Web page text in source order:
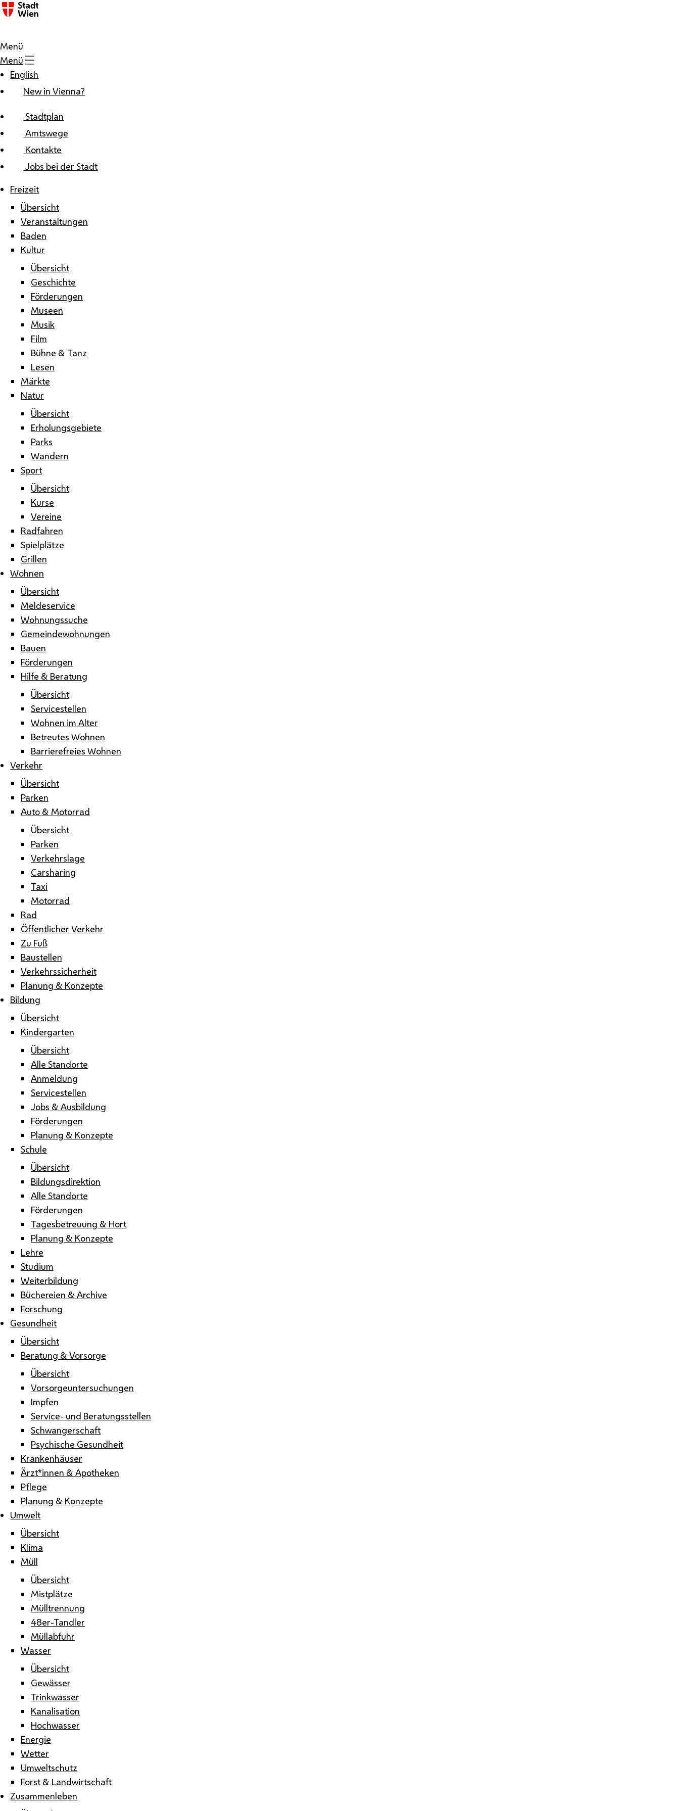
Zum Inhalt
Menü
Menü
English
New in Vienna?
Stadtplan
Amtswege
Kontakte
Jobs bei der Stadt
Freizeit
Übersicht
Veranstaltungen
Baden
Kultur
Übersicht
Geschichte
Förderungen
Museen
Musik
Film
Bühne & Tanz
Lesen
Märkte
Natur
Übersicht
Erholungsgebiete
Parks
Wandern
Sport
Übersicht
Kurse
Vereine
Radfahren
Spielplätze
Grillen
Wohnen
Übersicht
Meldeservice
Wohnungssuche
Gemeindewohnungen
Bauen
Förderungen
Hilfe & Beratung
Übersicht
Servicestellen
Wohnen im Alter
Betreutes Wohnen
Barrierefreies Wohnen
Verkehr
Übersicht
Parken
Auto & Motorrad
Übersicht
Parken
Verkehrslage
Carsharing
Taxi
Motorrad
Rad
Öffentlicher Verkehr
Zu Fuß
Baustellen
Verkehrssicherheit
Planung & Konzepte
Bildung
Übersicht
Kindergarten
Übersicht
Alle Standorte
Anmeldung
Servicestellen
Jobs & Ausbildung
Förderungen
Planung & Konzepte
Schule
Übersicht
Bildungsdirektion
Alle Standorte
Förderungen
Tagesbetreuung & Hort
Planung & Konzepte
Lehre
Studium
Weiterbildung
Büchereien & Archive
Forschung
Gesundheit
Übersicht
Beratung & Vorsorge
Übersicht
Vorsorgeuntersuchungen
Impfen
Service- und Beratungsstellen
Schwangerschaft
Psychische Gesundheit
Krankenhäuser
Ärzt*innen & Apotheken
Pflege
Planung & Konzepte
Umwelt
Übersicht
Klima
Müll
Übersicht
Mistplätze
Mülltrennung
48er-Tandler
Müllabfuhr
Wasser
Übersicht
Gewässer
Trinkwasser
Kanalisation
Hochwasser
Energie
Wetter
Umweltschutz
Forst & Landwirtschaft
Zusammenleben